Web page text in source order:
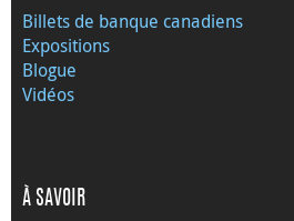
Billets de banque canadiens
Expositions
Blogue
Vidéos
À SAVOIR